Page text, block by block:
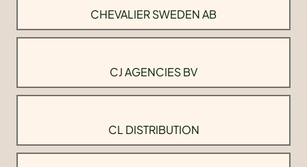
CHEVALIER SWEDEN AB
CJ AGENCIES BV
CL DISTRIBUTION